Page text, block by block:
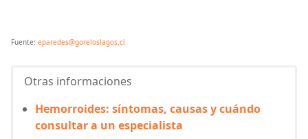
Fuente: eparedes@goreloslagos.cl
Otras informaciones
Hemorroides: síntomas, causas y cuándo
consultar a un especialista